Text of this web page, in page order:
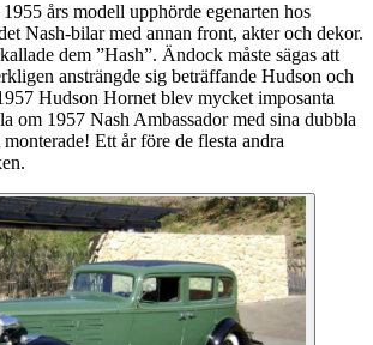
års modell upphörde egenarten hos
Nash-bilar med annan front, akter och dekor.
dem ”Hash”. Ändock måste sägas att
ansträngde sig beträffande Hudson och
Hudson Hornet blev mycket imposanta
om 1957 Nash Ambassador med sina dubbla
Ett år före de flesta andra